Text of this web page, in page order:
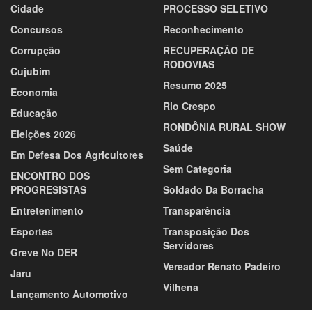
Cidade
Concursos
Corrupção
Cujubim
Economia
Educação
Eleições 2026
Em Defesa Dos Agricultores
ENCONTRO DOS
PROGRESISTAS
Entretenimento
Esportes
Greve No DER
Jaru
Lançamento Automotivo
PROCESSO SELETIVO
Reconhecimento
RECUPERAÇÃO DE
RODOVIAS
Resumo 2025
Rio Crespo
RONDÔNIA RURAL SHOW
Saúde
Sem Categoria
Soldado Da Borracha
Transparência
Transposição Dos
Servidores
Vereador Renato Padeiro
Vilhena